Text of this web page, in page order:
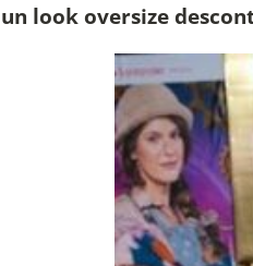
un look oversize